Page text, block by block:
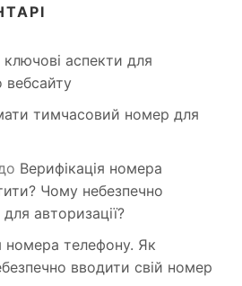
аспекти для
вебсайту
тимчасовий номер для
Верифікація номера
Чому небезпечно
авторизації?
номера телефону. Як
вводити свій номер